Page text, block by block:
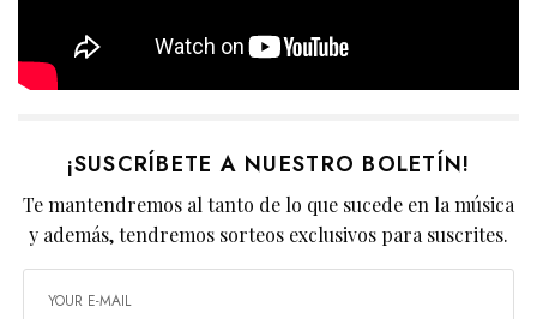
¡SUSCRÍBETE A NUESTRO BOLETÍN!
Te mantendremos al tanto de lo que sucede en la música
y además, tendremos sorteos exclusivos para suscrites.